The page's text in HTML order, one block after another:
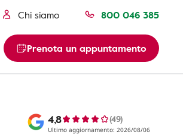
Chi siamo 800 046 385
Prenota un appuntamento
4,8 (49)
Ultimo aggiornamento: 2026/08/06